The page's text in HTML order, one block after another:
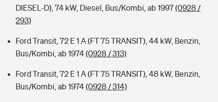
DIESEL-D), 74 kW, Diesel, Bus/Kombi, ab 1997(0928 /
293)
Ford Transit, 72 E 1 A (FT 75 TRANSIT), 44 kW, Benzin,
Bus/Kombi, ab 1974(0928 / 313)
Ford Transit, 72 E 1 A (FT 75 TRANSIT), 48 kW, Benzin,
Bus/Kombi, ab 1974(0928 / 314)